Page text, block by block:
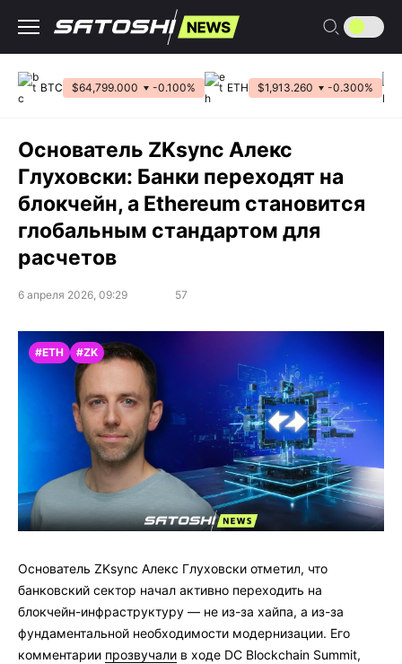
содержанию
BTC $64,799.000 -0.100% ETH $1,913.260 -0.300%
Основатель ZKsync Алекс
Глуховски: Банки переходят на
блокчейн, а Ethereum становится
глобальным стандартом для
расчетов
6 апреля 2026, 09:29 57
#ETH #ZK
Основатель ZKsync Алекс Глуховски отметил, что
банковский сектор начал активно переходить на
блокчейн-инфраструктуру — не из-за хайпа, а из-за
фундаментальной необходимости модернизации. Его
комментарии прозвучали в ходе DC Blockchain Summit,